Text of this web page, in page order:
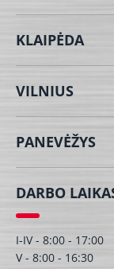
KLAIPĖDA
VILNIUS
PANEVĖŽYS
DARBO
I-IV - 8:00 - 17:00
V - 8:00 - 16:30